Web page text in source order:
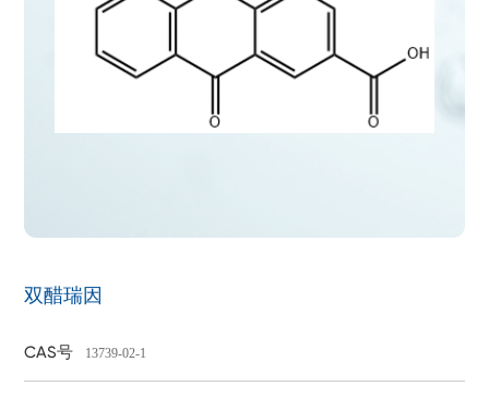
双醋瑞因
CAS号 13739-02-1